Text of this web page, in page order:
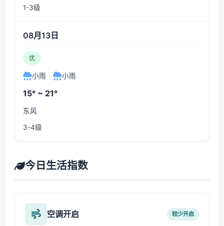
1-3级
08月13日
优
小雨 小雨
15° ~ 21°
东风
3-4级
今日生活指数
空调开启 较少开启